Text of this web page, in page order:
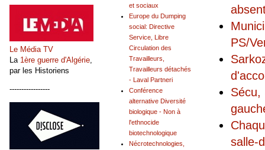
PS/
Sécu,
salle-
et sociaux
Europe du Dumping
social: Directive
Service, Libre
Circulation des
Travailleurs,
Travailleurs détachés
- Laval Partneri
Conférence
alternative Diversité
biologique - Non à
l'ethnocide
biotechnologique
Nécrotechnologies,
Le Média TV
La 1ère guerre d'Algérie
par les Historiens
-----------------